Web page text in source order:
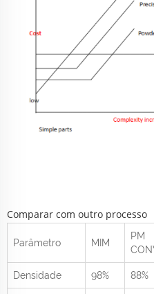
Comparar com outro processo
Parâmetro MIM
PM
Densidade 98% 88%